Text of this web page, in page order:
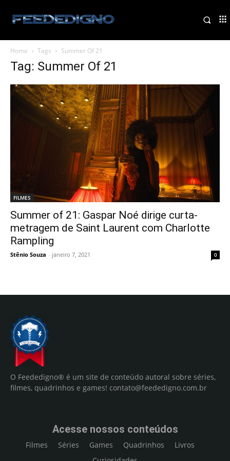
Home Tags Summer Of 21
Tag: Summer Of 21
FILMES
Summer of 21: Gaspar Noé dirige curta-
metragem de Saint Laurent com Charlotte
Rampling
Stênio Souza - janeiro 7, 2021 0
O Feededigno® é um site de conteúdo autoral sobre séries,
filmes, quadrinhos e games! contato@feededigno.com.br
Acesse nossos conteúdos
Filmes Séries Games Quadrinhos
Livros